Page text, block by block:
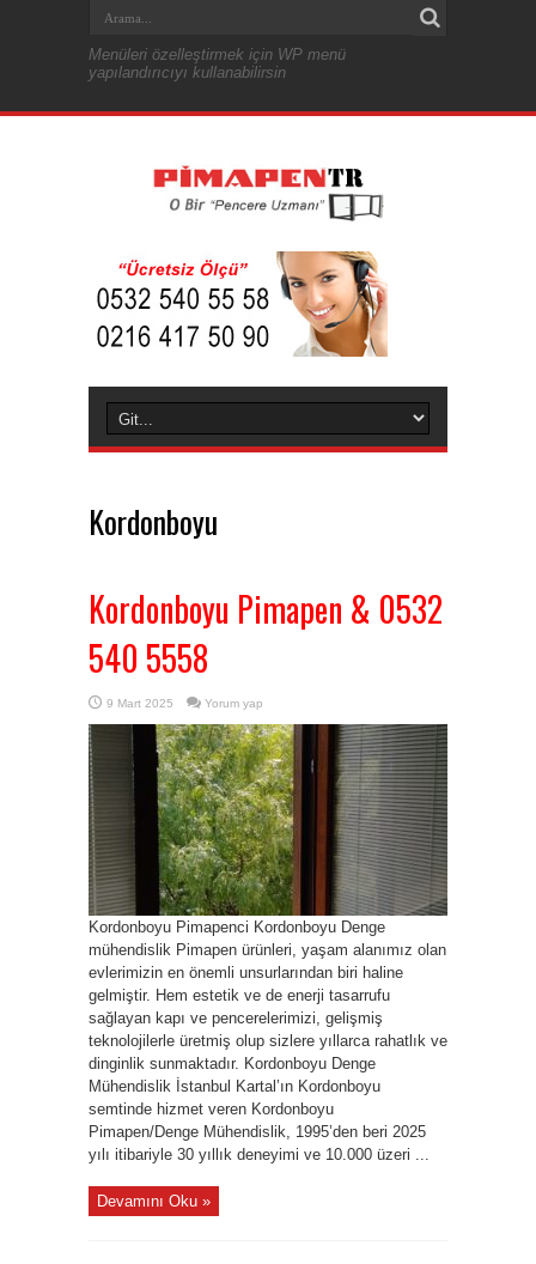
Menüleri özelleştirmek için WP menü
yapılandırıcıyı kullanabilirsin
Kordonboyu
Kordonboyu Pimapen & 0532
540 5558
9 Mart 2025 Yorum yap
Kordonboyu Pimapenci Kordonboyu Denge
mühendislik Pimapen ürünleri, yaşam alanımız olan
evlerimizin en önemli unsurlarından biri haline
gelmiştir. Hem estetik ve de enerji tasarrufu
sağlayan kapı ve pencerelerimizi, gelişmiş
teknolojilerle üretmiş olup sizlere yıllarca rahatlık ve
dinginlik sunmaktadır. Kordonboyu Denge
Mühendislik İstanbul Kartal’ın Kordonboyu
semtinde hizmet veren Kordonboyu
Pimapen/Denge Mühendislik, 1995’den beri 2025
yılı itibariyle 30 yıllık deneyimi ve 10.000 üzeri ...
Devamını Oku »